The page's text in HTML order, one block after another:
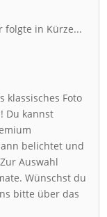
folgte in Kürze...
klassisches Foto
Du kannst
belichtet und
Auswahl
Wünschst du
bitte über das